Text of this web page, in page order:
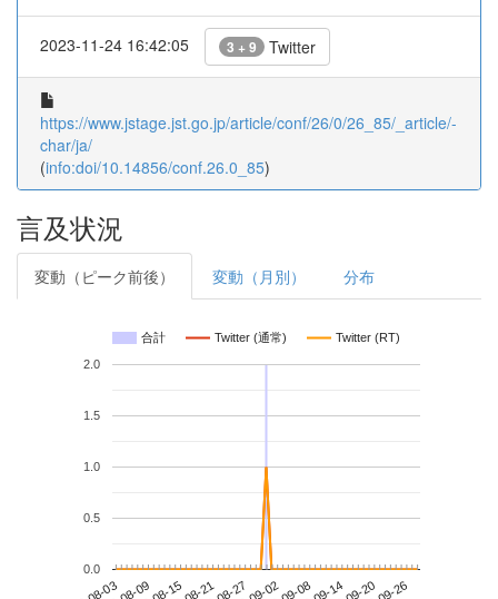
2023-11-24 16:42:05 3 + 9 Twitter
https://www.jstage.jst.go.jp/article/conf/26/0/26_85/_article/-
char/ja/
(info:doi/10.14856/conf.26.0_85)
言及状況
変動（ピーク前後） 変動（月別） 分布
合計 Twitter (通常) Twitter (RT)
0.0
0.5
1.0
1.5
2.0